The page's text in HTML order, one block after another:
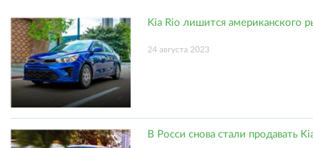
Kia Rio лишится американского
24 августа 2023
В Росси снова стали продавать